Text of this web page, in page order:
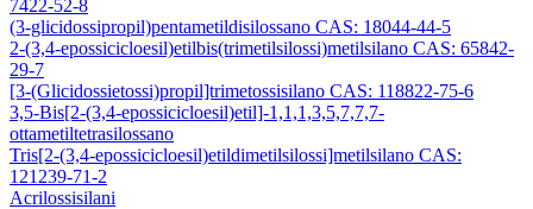
7422-52-8
(3-glicidossipropil)pentametildisilossano CAS: 18044-44-5
2-(3,4-epossicicloesil)etilbis(trimetilsilossi)metilsilano CAS: 65842-
29-7
[3-(Glicidossietossi)propil]trimetossisilano CAS: 118822-75-6
3,5-Bis[2-(3,4-epossicicloesil)etil]-1,1,1,3,5,7,7,7-
ottametiltetrasilossano
Tris[2-(3,4-epossicicloesil)etildimetilsilossi]metilsilano CAS:
121239-71-2
Acrilossisilani